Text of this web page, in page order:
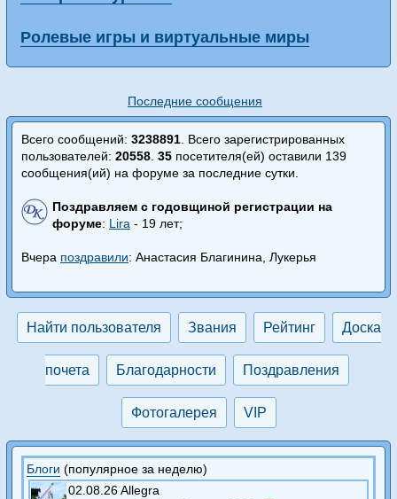
Ролевые игры и виртуальные миры
Последние сообщения
Всего сообщений: 3238891. Всего зарегистрированных
пользователей: 20558. 35 посетителя(ей) оставили 139
сообщения(ий) на форуме за последние сутки.
Поздравляем с годовщиной регистрации на
форуме: Lira - 19 лет;
Вчера поздравили: Анастасия Благинина, Лукерья
Найти пользователя Звания Рейтинг Доска
почета Благодарности Поздравления
Фотогалерея VIP
Блоги (популярное за неделю)
02.08.26 Allegra